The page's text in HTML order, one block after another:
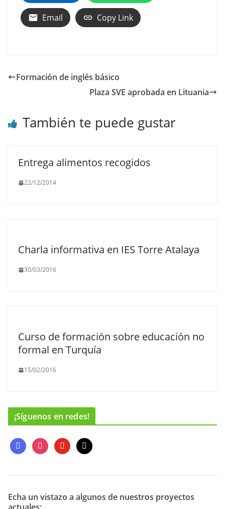
Email Copy Link
Formación de inglés básico
Plaza SVE aprobada en Lituania
También te puede gustar
Entrega alimentos recogidos
22/12/2014
Charla informativa en IES Torre Atalaya
30/03/2016
Curso de formación sobre educación no
formal en Turquía
15/02/2016
¡Síguenos en redes!
f
a
e
o
o
i
n
t
g
r
y
o
t
b
m
a
l
Echa un vistazo a algunos de nuestros proyectos